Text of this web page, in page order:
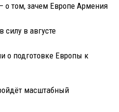
том, зачем Европе Армения
в августе
о подготовке Европы к
масштабный